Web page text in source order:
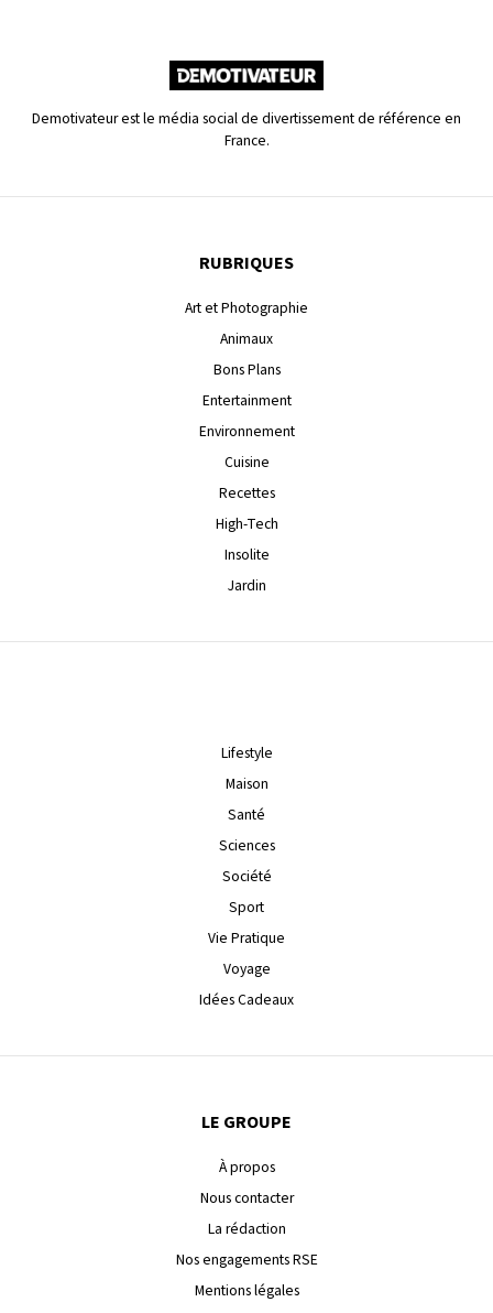
Demotivateur est le média social de divertissement de référence en
France.
RUBRIQUES
Art et Photographie
Animaux
Bons Plans
Entertainment
Environnement
Cuisine
Recettes
High-Tech
Insolite
Jardin
Lifestyle
Maison
Santé
Sciences
Société
Sport
Vie Pratique
Voyage
Idées Cadeaux
LE GROUPE
À propos
Nous contacter
La rédaction
Nos engagements RSE
Mentions légales